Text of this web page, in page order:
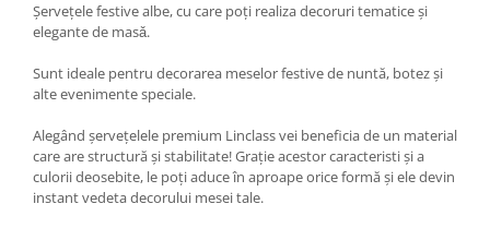
Șervețele festive albe, cu care poți realiza decoruri tematice şi
elegante de masǎ.
Sunt ideale pentru decorarea meselor festive de nuntă, botez și
alte evenimente speciale.
Alegând șervețelele premium Linclass vei beneficia de un material
care are structură și stabilitate! Grație acestor caracteristi și a
culorii deosebite, le poți aduce în aproape orice formă și ele devin
instant vedeta decorului mesei tale.